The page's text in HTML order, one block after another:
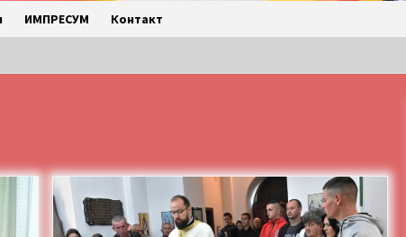
ИМПРЕСУМ Контакт
Povratak u kancelarije
časopisa Runway u filmu ,,Đavo nosi
Pradu 2“